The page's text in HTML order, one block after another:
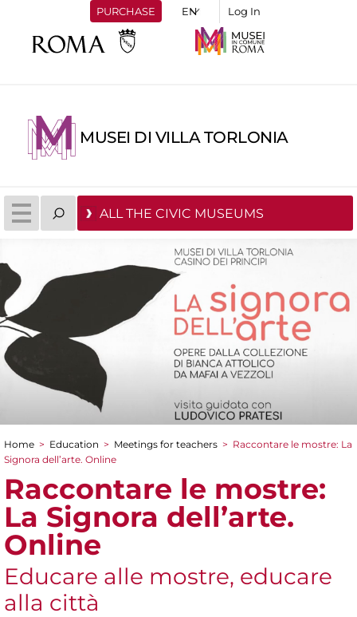
PURCHASE Log In
MUSEI DI VILLA TORLONIA
ALL THE CIVIC MUSEUMS
You are here
Home > Education > Meetings for teachers > Raccontare le mostre: La
Signora dell’arte. Online
Raccontare le mostre:
La Signora dell’arte.
Online
Educare alle mostre, educare
alla città